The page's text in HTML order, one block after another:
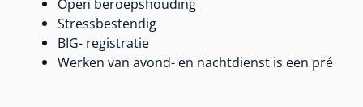
Open beroepshouding
Stressbestendig
BIG- registratie
Werken van avond- en nachtdienst is een pré